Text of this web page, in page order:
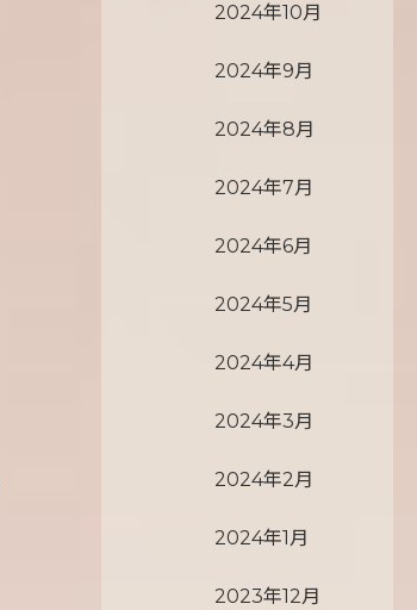
2024年10月
2024年9月
2024年8月
2024年7月
2024年6月
2024年5月
2024年4月
2024年3月
2024年2月
2024年1月
2023年12月